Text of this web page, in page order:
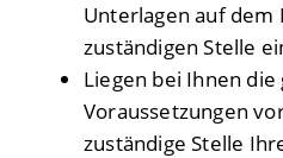
Unterlagen auf dem
zuständigen Stelle
Liegen bei Ihnen die
Voraussetzungen
zuständige Stelle